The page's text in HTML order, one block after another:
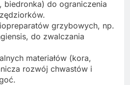
biedronka) do ograniczenia
grzybowych, np.
do zwalczania
materiałów (kora,
rozwój chwastów i